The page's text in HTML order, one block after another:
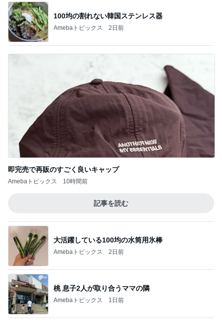
100均の割れない韓国ステンレス器
Amebaトピックス 2日前
即完売で再販のすごく良いキャップ
Amebaトピックス 10時間前
記事を読む
大活躍している100均の水筒用氷棒
Amebaトピックス 2日前
桃 息子2人が取り合うママの隣
Amebaトピックス 1日前